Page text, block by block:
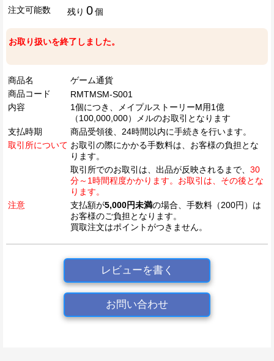
注文可能数 残り 0個
お取り扱いを終了しました。
商品名
ゲーム通貨
商品コード
RMTMSM-S001
内容
1個につき、メイプルストーリーM用1億
（100,000,000）メルのお取引となります
支払時期
商品受領後、24時間以内に手続きを行います。
取引所について お取引の際にかかる手数料は、お客様の負担とな
ります。
取引所でのお取引は、出品が反映されるまで、 30
分～1時間程度かかります。お取引は、その後とな
ります。
注意
支払額が5,000円未満の場合、手数料（200円）は
お客様のご負担となります。
買取注文はポイントがつきません。
レビューを書く
お問い合わせ